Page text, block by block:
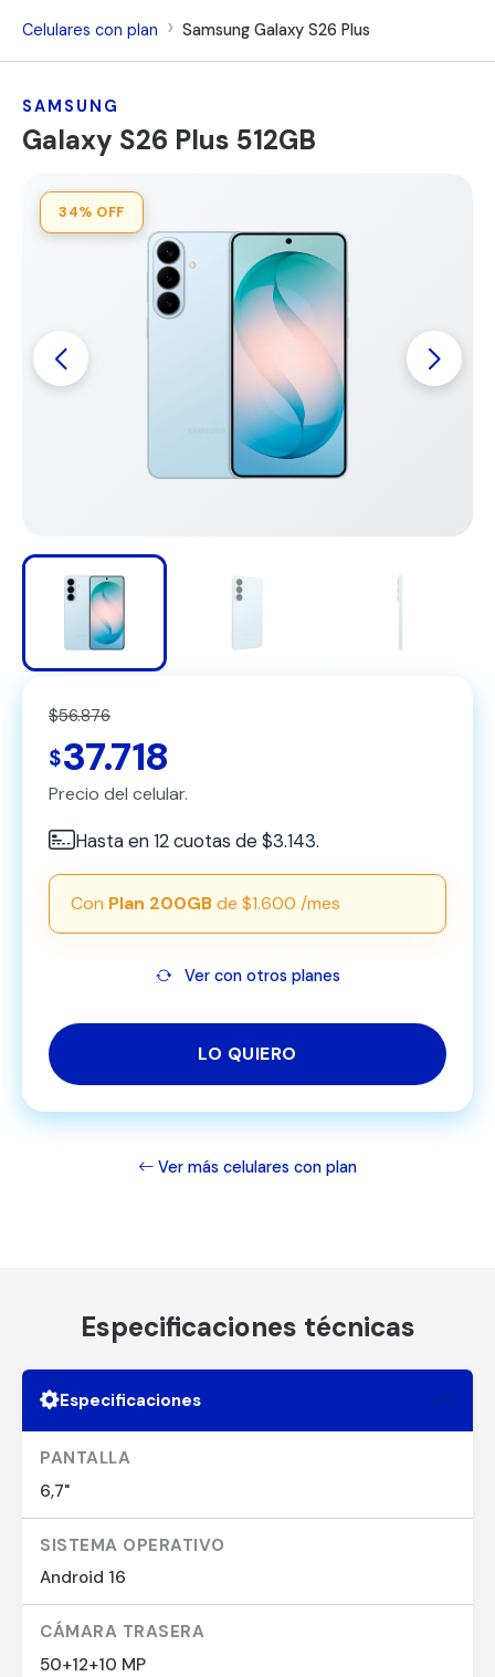
Celulares con plan Samsung Galaxy S26 Plus
SAMSUNG
Galaxy S26 Plus 512GB
34% OFF
$56.876
$37.718
Precio del celular.
Hasta en 12 cuotas de $3.143.
Con Plan 200GBde $1.600 /mes
Ver con otros planes
LO QUIERO
Ver más celulares con plan
Especificaciones técnicas
Especificaciones
PANTALLA
6,7"
SISTEMA OPERATIVO
Android 16
CÁMARA TRASERA
50+12+10 MP